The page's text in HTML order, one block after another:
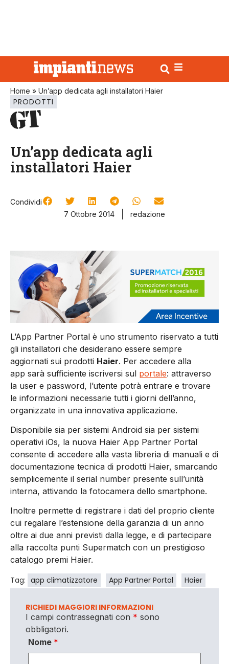
Home » Un’app dedicata agli installatori Haier
PRODOTTI
Un’app dedicata agli
installatori Haier
Condividi
7 Ottobre 2014
redazione
L’App Partner Portal è uno strumento riservato a tutti
gli installatori che desiderano essere sempre
aggiornati sui prodotti Haier. Per accedere alla
app sarà sufficiente iscriversi sul portale: attraverso
la user e password, l’utente potrà entrare e trovare
le informazioni necessarie tutti i giorni dell’anno,
organizzate in una innovativa applicazione.
Disponibile sia per sistemi Android sia per sistemi
operativi iOs, la nuova Haier App Partner Portal
consente di accedere alla vasta libreria di manuali e di
documentazione tecnica di prodotti Haier, smarcando
semplicemente il serial number presente sull’unità
interna, attivando la fotocamera dello smartphone.
Inoltre permette di registrare i dati del proprio cliente
cui regalare l’estensione della garanzia di un anno
oltre ai due anni previsti dalla legge, e di partecipare
alla raccolta punti Supermatch con un prestigioso
catalogo premi Haier.
Tag: app climatizzatore App Partner Portal Haier
RICHIEDI MAGGIORI INFORMAZIONI
I campi contrassegnati con * sono
obbligatori.
Nome *